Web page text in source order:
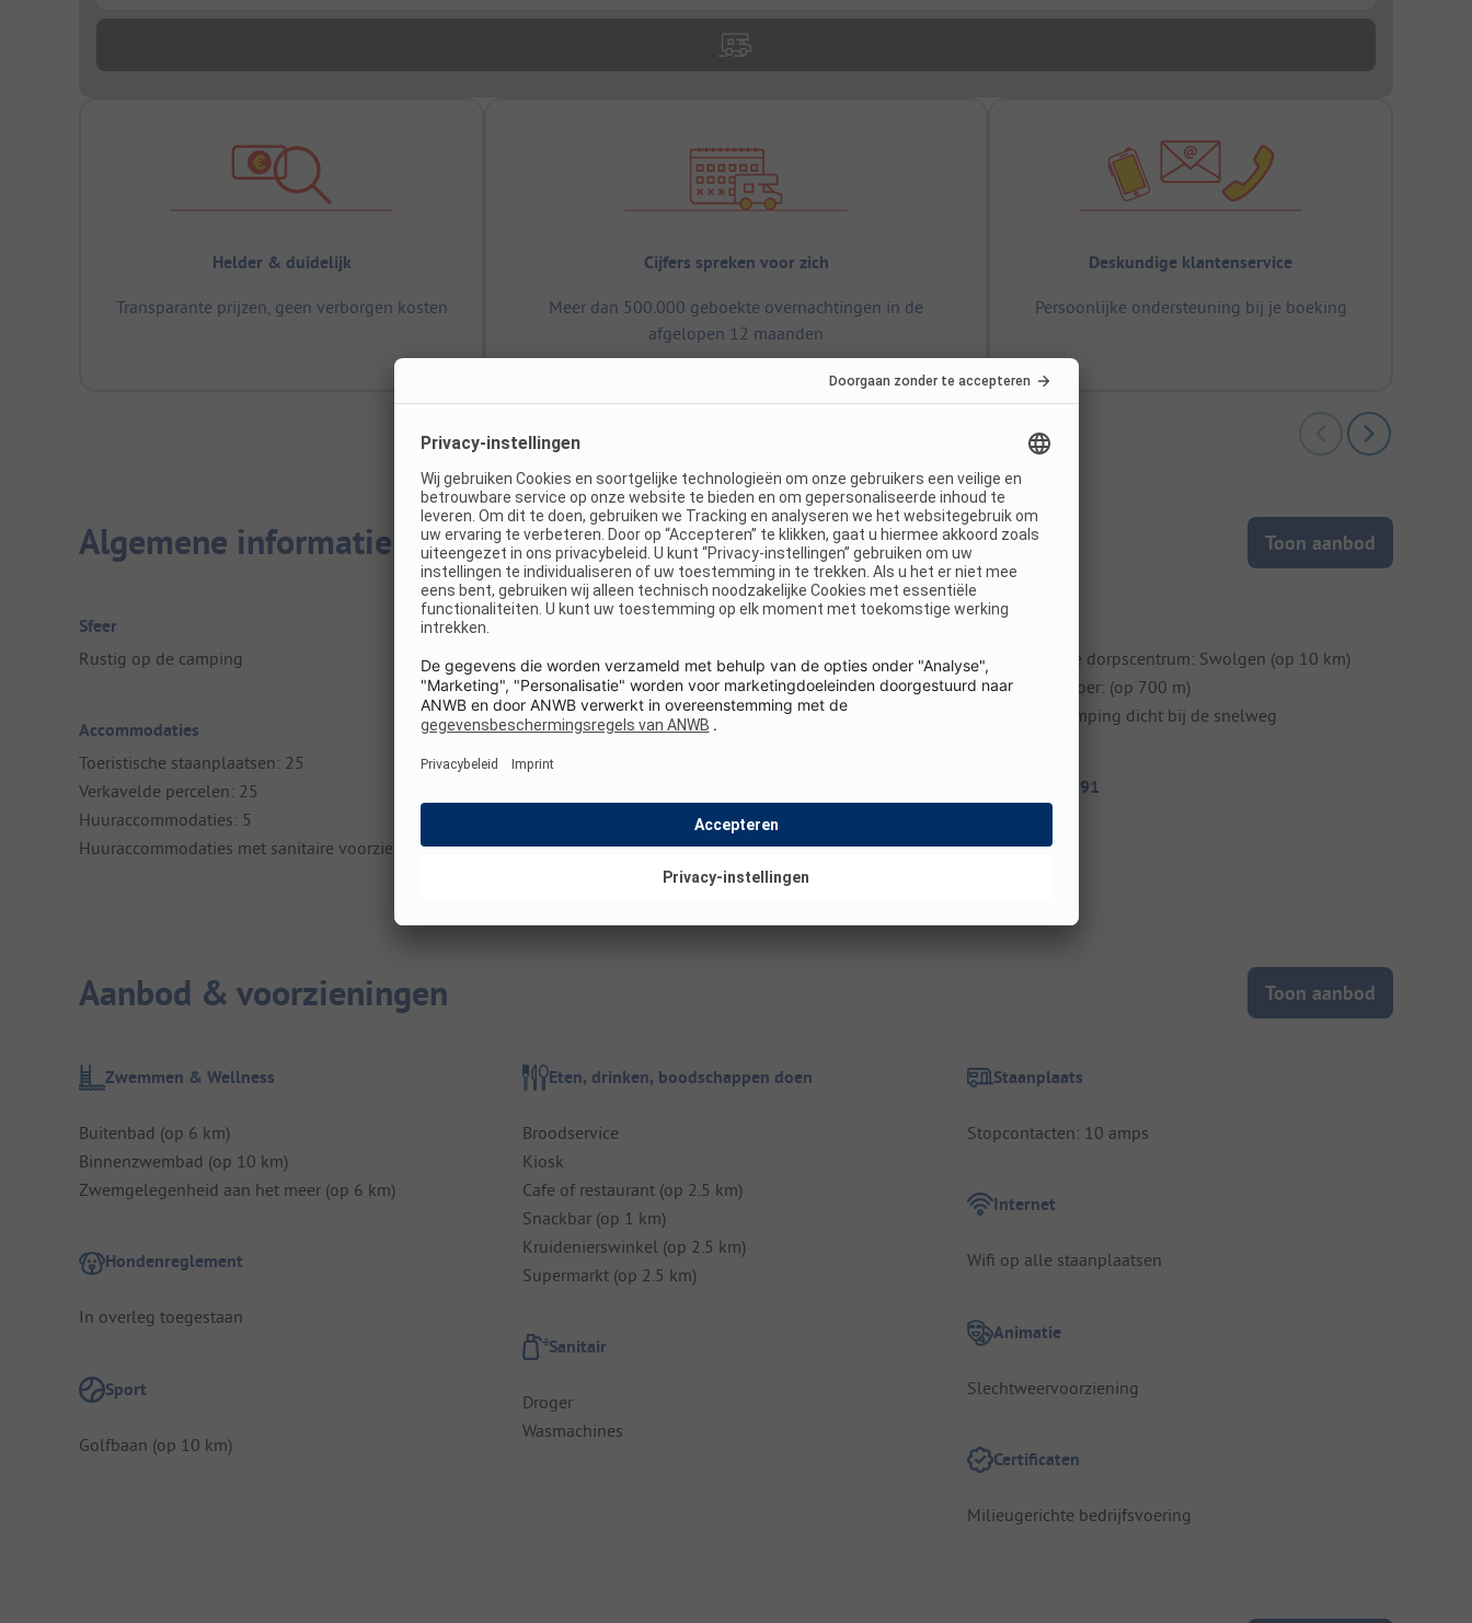
Helder & duidelijk
Transparante prijzen, geen verborgen kosten
Cijfers spreken voor zich
Meer dan 500.000 geboekte overnachtingen in de
afgelopen 12 maanden
Deskundige klantenservice
Persoonlijke ondersteuning bij je boeking
Algemene informatie Toon aanbod
Sfeer
Rustig op de camping
Accommodaties
Toeristische staanplaatsen: 25
Verkavelde percelen: 25
Huuraccommodaties: 5
Huuraccommodaties met sanitaire voorzieningen: 5
Openingsperiode: 01-04 - 31-10
Middagpauze: 12:00 - 15:00
Gesproken talen bij receptie: Nederlands, Engels, Duits
Totale oppervlakte camping: 0,5 ha
Staanplaatsgrootte: 80 - 100 m²
Hoogte boven zeeniveau: 19 m
Dichtstbijzijnde dorpscentrum: Swolgen (op 10 km)
Openbaar vervoer: (op 700 m)
Verbinding: camping dicht bij de snelweg
Sitecode: 206291
Aanbod & voorzieningen Toon aanbod
Zwemmen & Wellness
Buitenbad (op 6 km)
Binnenzwembad (op 10 km)
Zwemgelegenheid aan het meer (op 6 km)
Hondenreglement
In overleg toegestaan
Sport
Golfbaan (op 10 km)
Eten, drinken, boodschappen doen
Broodservice
Kiosk
Cafe of restaurant (op 2.5 km)
Snackbar (op 1 km)
Kruidenierswinkel (op 2.5 km)
Supermarkt (op 2.5 km)
Sanitair
Droger
Wasmachines
Staanplaats
Stopcontacten: 10 amps
Internet
Wifi op alle staanplaatsen
Animatie
Slechtweervoorziening
Certificaten
Milieugerichte bedrijfsvoering